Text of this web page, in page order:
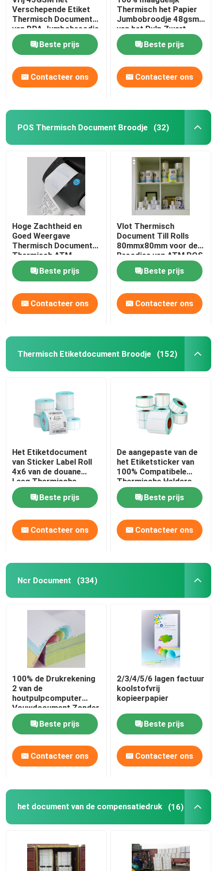
De Snijmachine van de etiketmatrijs
document die machine maken
Het document van de sublimatieoverdracht
Verschepende Etiket
Thermisch Document
van BPA Jumbobroodje
54um
Beste prijs
Contacteer ons
Thermisch het Papier
Jumbobroodje 48gsm
van het Pulp Zwart
Beeld
Beste prijs
Contacteer ons
POS Thermisch Document Broodje (32)
Hoge Zachtheid en
Goed Weergave
Thermisch Document
Thermisch ATM
Contant geldbroodje
Beste prijs
Contacteer ons
Vlot Thermisch
Document Till Rolls
80mmx80mm voor de
Broodjes van ATM POS
Beste prijs
Contacteer ons
Thermisch Etiketdocument Broodje (152)
Het Etiketdocument
van Sticker Label Roll
4x6 van de douane
Leeg Thermische
Printer Thermisch
Jumbobroodje
Beste prijs
Contacteer ons
De aangepaste van de
het Etiketsticker van
100% Compatibele
Thermische Heldere
Kleur voor
Etiketprinters
Beste prijs
Contacteer ons
Ncr Document (334)
100% de Drukrekening
2 van de
houtpulpcomputer
Vouwdocument Zonder
koolstof in Blad voor
RekeningenBeste prijs
Contacteer ons
2/3/4/5/6 lagen factuur
koolstofvrij
kopieerpapier
Beste prijs
Contacteer ons
het document van de compensatiedruk (16)